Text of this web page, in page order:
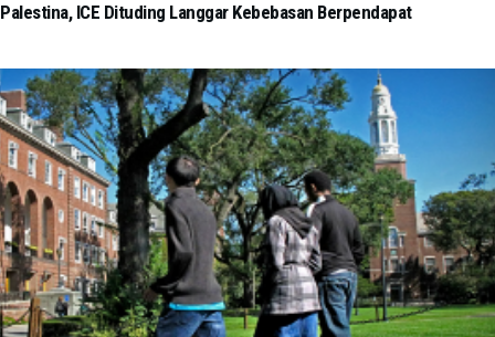
Palestina, ICE Dituding Langgar Kebebasan Berpendapat